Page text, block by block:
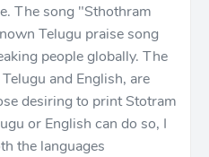
The song "Sthothram
Telugu praise song
people globally. The
and English, are
desiring to print Stotram
or English can do so, I
the languages